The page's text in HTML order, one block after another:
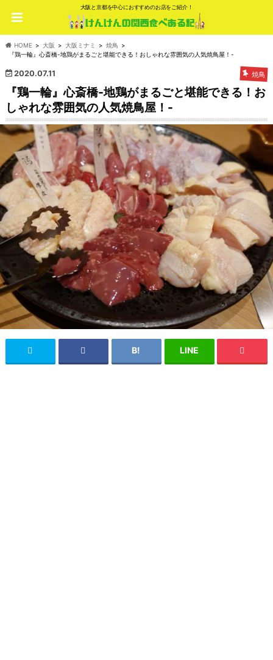
大阪と京都を中心におすすめのお店をご紹介！
HOME 大阪 大阪ミナミ
焼鳥
『鶏一輪』心斎橋-地鶏がまるごと堪能できる！おしゃれな雰囲気の人気焼鳥屋！-
2020.07.11 焼鳥
『鶏一輪』心斎橋-地鶏がまるごと堪能できる！お
しゃれな雰囲気の人気焼鳥屋！-